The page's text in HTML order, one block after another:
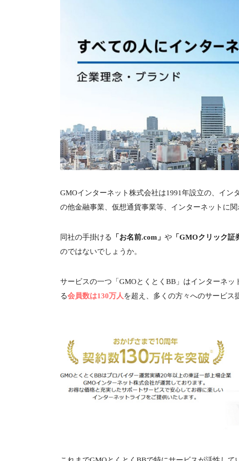
GMOインターネット株式会社は1991年設立の、イ
の他金融事業、仮想通貨事業等、インターネットに
同社の手掛ける 「お名前.com」 や 「GMOクリック証
のではないでしょうか。
サービスの一つ「GMOとくとくBB」はインターネ
る会員数は130万人を超え、多くの方々へのサービス